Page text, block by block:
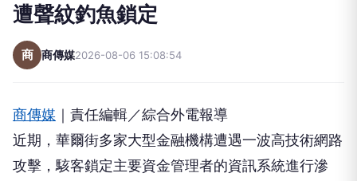
遭聲紋釣魚鎖定
商 商傳媒2026-08-06 15:08:54
商傳媒 ｜責任編輯／綜合外電報導
近期，華爾街多家大型金融機構遭遇一波高技術網路
攻擊，駭客鎖定主要資金管理者的資訊系統進行滲